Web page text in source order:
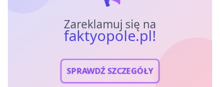
Zareklamuj się na
faktyopole.pl!
SPRAWDŹ SZCZEGÓŁY